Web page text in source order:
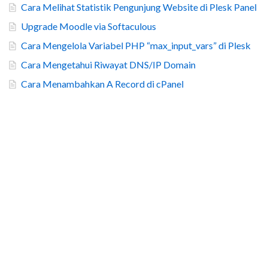
Cara Melihat Statistik Pengunjung Website di Plesk Panel
Upgrade Moodle via Softaculous
Cara Mengelola Variabel PHP “max_input_vars” di Plesk
Cara Mengetahui Riwayat DNS/IP Domain
Cara Menambahkan A Record di cPanel